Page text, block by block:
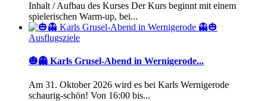
Inhalt / Aufbau des Kurses Der Kurs beginnt mit einem
spielerischen Warm-up, bei...
Ausflugsziele
🎃👻 Karls Grusel-Abend in Wernigerode...
Am 31. Oktober 2026 wird es bei Karls Wernigerode
schaurig-schön! Von 16:00 bis...